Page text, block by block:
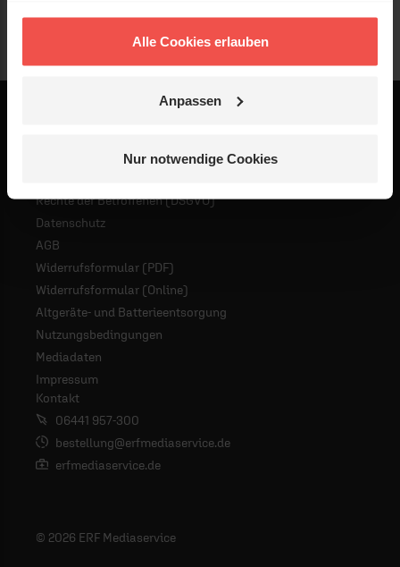
Alle Cookies erlauben
Anpassen
Nur notwendige Cookies
Rechte der Betroffenen (DSGVO)
Datenschutz
AGB
Widerrufsformular (PDF)
Widerrufsformular (Online)
Altgeräte- und Batterieentsorgung
Nutzungsbedingungen
Mediadaten
Impressum
Kontakt
06441 957-300
bestellung@erfmediaservice.de
erfmediaservice.de
© 2026 ERF Mediaservice